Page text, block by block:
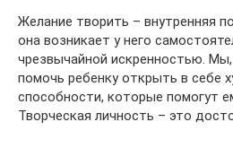
Желание творить – внутренняя
она возникает у него
чрезвычайной искренностью.
помочь ребенку открыть в себе
способности, которые помогут
Творческая личность – это